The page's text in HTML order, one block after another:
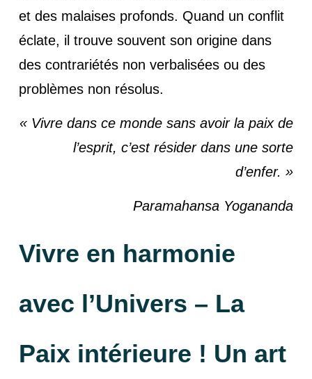
et des malaises profonds. Quand un conflit
éclate, il trouve souvent son origine dans
des contrariétés non verbalisées ou des
problèmes non résolus.
« Vivre dans ce monde sans avoir la paix de
l’esprit, c’est résider dans une sorte
d’enfer. »
Paramahansa Yogananda
Vivre en harmonie
avec l’Univers – La
Paix intérieure ! Un art